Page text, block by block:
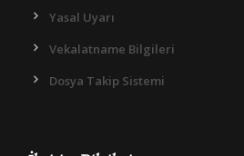
Yasal Uyarı
Vekalatname Bilgileri
Dosya Takip Sistemi